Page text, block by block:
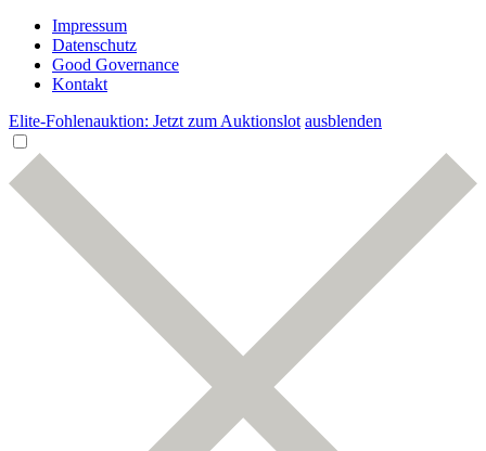
Impressum
Datenschutz
Good Governance
Kontakt
Elite-Fohlenauktion: Jetzt zum Auktionslot ausblenden